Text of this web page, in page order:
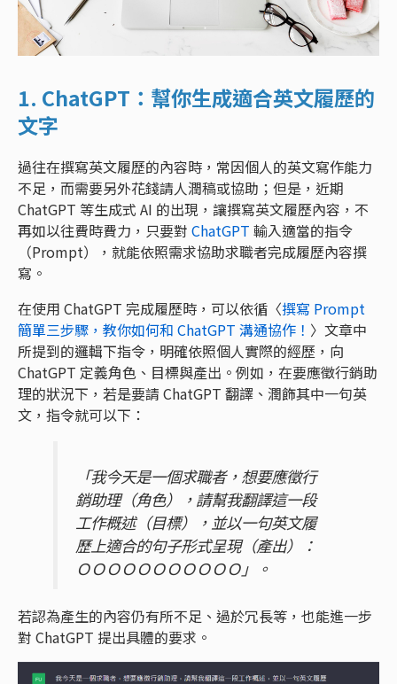
1. ChatGPT：幫你生成適合英文履歷的
文字
過往在撰寫英文履歷的內容時，常因個人的英文寫作能力
不足，而需要另外花錢請人潤稿或協助；但是，近期
ChatGPT 等生成式 AI 的出現，讓撰寫英文履歷內容，不
再如以往費時費力，只要對 ChatGPT 輸入適當的指令
（Prompt），就能依照需求協助求職者完成履歷內容撰
寫。
在使用 ChatGPT 完成履歷時，可以依循〈撰寫 Prompt
簡單三步驟，教你如何和 ChatGPT 溝通協作！ 〉文章中
所提到的邏輯下指令，明確依照個人實際的經歷，向
ChatGPT 定義角色、目標與產出。例如，在要應徵行銷助
理的狀況下，若是要請 ChatGPT 翻譯、潤飾其中一句英
文，指令就可以下：
「我今天是一個求職者，想要應徵行
銷助理（角色），請幫我翻譯這一段
工作概述（目標），並以一句英文履
歷上適合的句子形式呈現（產出）：
ＯＯＯＯＯＯＯＯＯＯＯ」。
若認為產生的內容仍有所不足、過於冗長等，也能進一步
對 ChatGPT 提出具體的要求。